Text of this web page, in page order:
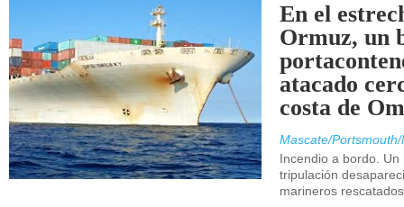
En el
Ormuz, un
atacado
costa de
Mascate/
Incendio a bordo.
tripulación
marineros